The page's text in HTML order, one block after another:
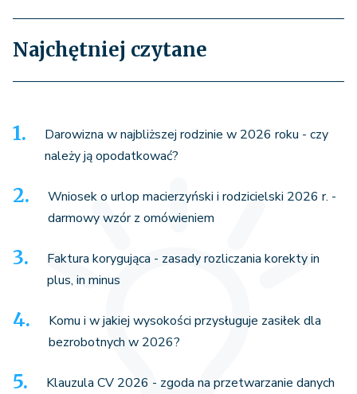
Najchętniej czytane
Darowizna w najbliższej rodzinie w 2026 roku - czy
należy ją opodatkować?
Wniosek o urlop macierzyński i rodzicielski 2026 r. -
darmowy wzór z omówieniem
Faktura korygująca - zasady rozliczania korekty in
plus, in minus
Komu i w jakiej wysokości przysługuje zasiłek dla
bezrobotnych w 2026?
Klauzula CV 2026 - zgoda na przetwarzanie danych